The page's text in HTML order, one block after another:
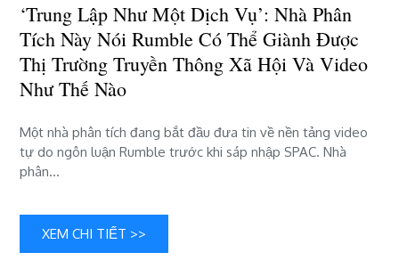
Nhà
phân
tích
này
có
thể
trường
‘Trung Lập Như Một Dịch Vụ’: Nhà Phân
Tích Này Nói Rumble Có Thể Giành Được
Thị Trường Truyền Thông Xã Hội Và Video
Như Thế Nào
Một nhà phân tích đang bắt đầu đưa tin về nền tảng video
tự do ngôn luận Rumble trước khi sáp nhập SPAC. Nhà
phân…
XEM CHI TIẾT >>